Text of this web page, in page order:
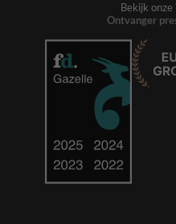
Bekijk onze
Ontvanger